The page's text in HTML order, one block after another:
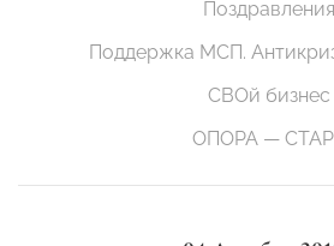
Поздравления
Поддержка МСП.
СВОй бизнес
ОПОРА —